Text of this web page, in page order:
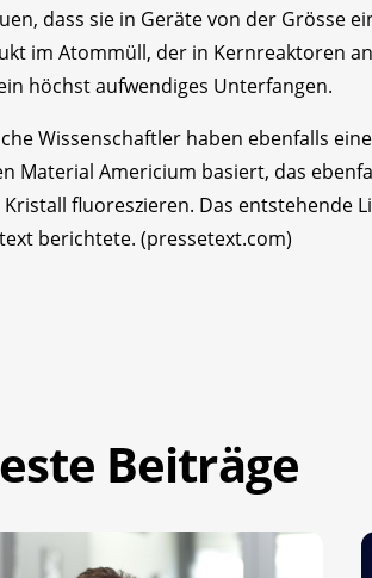
dass sie in Geräte von der Grösse
im Atommüll, der in Kernreaktoren
höchst aufwendiges Unterfangen.
Wissenschaftler haben ebenfalls
Material Americium basiert, das
Kristall fluoreszieren. Das entstehende
berichtete. (pressetext.com)
Beiträge